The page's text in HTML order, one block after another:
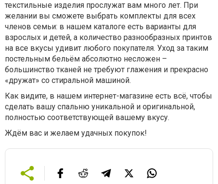
текстильные изделия прослужат вам много лет. При
желании вы сможете выбрать комплекты для всех
членов семьи: в нашем каталоге есть варианты для
взрослых и детей, а количество разнообразных принтов
на все вкусы удивит любого покупателя. Уход за таким
постельным бельём абсолютно несложен –
большинство тканей не требуют глажения и прекрасно
«дружат» со стиральной машиной.
Как видите, в нашем интернет-магазине есть всё, чтобы
сделать вашу спальню уникальной и оригинальной,
полностью соответствующей вашему вкусу.
Ждём вас и желаем удачных покупок!